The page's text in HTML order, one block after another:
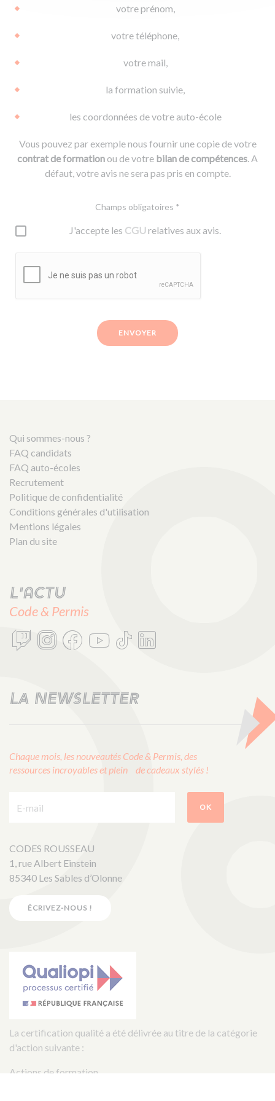
votre prénom,
votre téléphone,
votre mail,
la formation suivie,
les coordonnées de votre auto-école
Vous pouvez par exemple nous fournir une copie de votre
contrat de formationou de votre bilan de compétences. A
défaut, votre avis ne sera pas pris en compte.
Champs obligatoires *
J'accepte les CGUrelatives aux avis.
ENVOYER
Qui sommes-nous ?
FAQ candidats
FAQ auto-écoles
Recrutement
Politique de confidentialité
Conditions générales d'utilisation
Mentions légales
Plan du site
L'actu
Code & Permis
LA NEWSLETTER
Chaque mois, les nouveautés Code & Permis, des
ressources incroyables et plein de cadeaux stylés !
OK
CODES ROUSSEAU
1, rue Albert Einstein
85340 Les Sables d’Olonne
ÉCRIVEZ-NOUS !
La certification qualité a été délivrée au titre de la catégorie
d'action suivante :
Actions de formation